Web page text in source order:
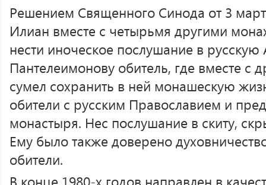
Решением Священного Синода от 3
Илиан вместе с четырьмя другими
нести иноческое послушание в
Пантелеимонову обитель, где вместе с
сумел сохранить в ней монашескую
обители с русским Православием и
монастыря. Нес послушание в скиту,
Ему было также доверено
обители.
В конце 1980-х годов направлен в